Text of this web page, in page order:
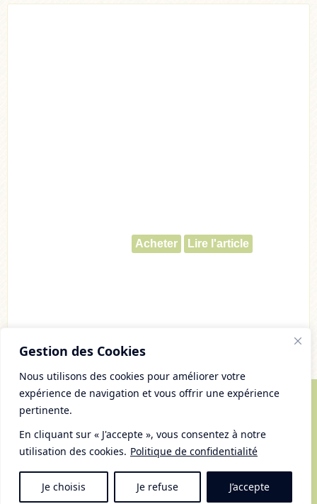
Gestion des Cookies
Nous utilisons des cookies pour améliorer votre
expérience de navigation et vous offrir une expérience
pertinente.
En cliquant sur « J'accepte », vous consentez à notre
utilisation des cookies. Politique de confidentialité
Je choisis Je refuse J’accepte
Acheter Lire l'article
Tous droits réservés
Mentions Légales et gestion des cookies
Plan du Site
RSS
Haut du site